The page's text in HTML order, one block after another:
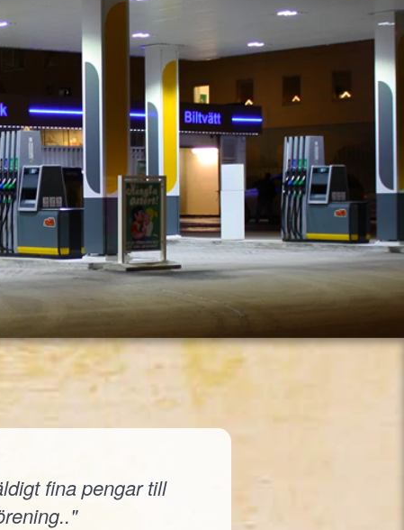
fina pengar till